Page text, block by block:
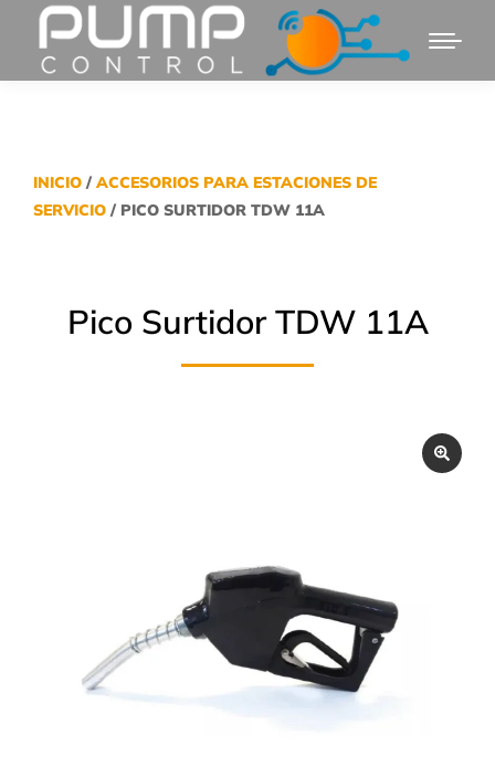
INICIO /ACCESORIOS PARA ESTACIONES DE
SERVICIO / PICO SURTIDOR TDW 11A
Pico Surtidor TDW 11A